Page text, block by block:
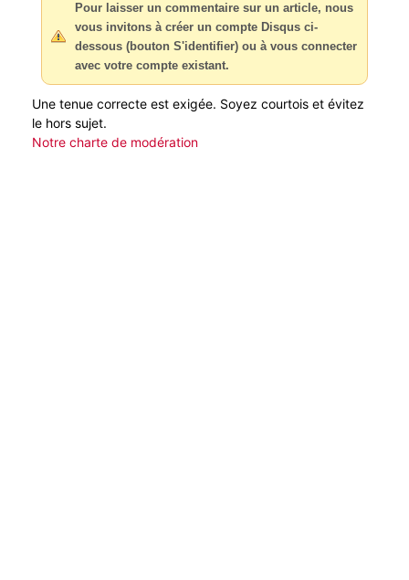
Pour laisser un commentaire sur un article, nous
vous invitons à créer un compte Disqus ci-
dessous (bouton S'identifier) ou à vous connecter
avec votre compte existant.
Une tenue correcte est exigée. Soyez courtois et évitez
le hors sujet.
Notre charte de modération